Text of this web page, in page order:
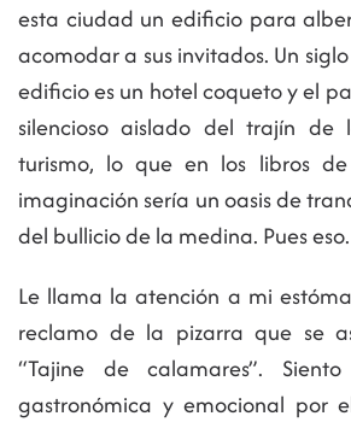
esta ciudad un edificio para
acomodar a sus invitados. Un
edificio es un hotel coqueto y el
silencioso aislado del trajín de
turismo, lo que en los libros
imaginación sería un oasis de
del bullicio de la medina. Pues eso.
Le llama la atención a mi
reclamo de la pizarra que se
“Tajine de calamares”.
gastronómica y emocional por